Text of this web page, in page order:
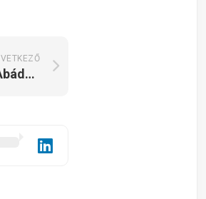
Szalókiház Vendégház Abádszalók